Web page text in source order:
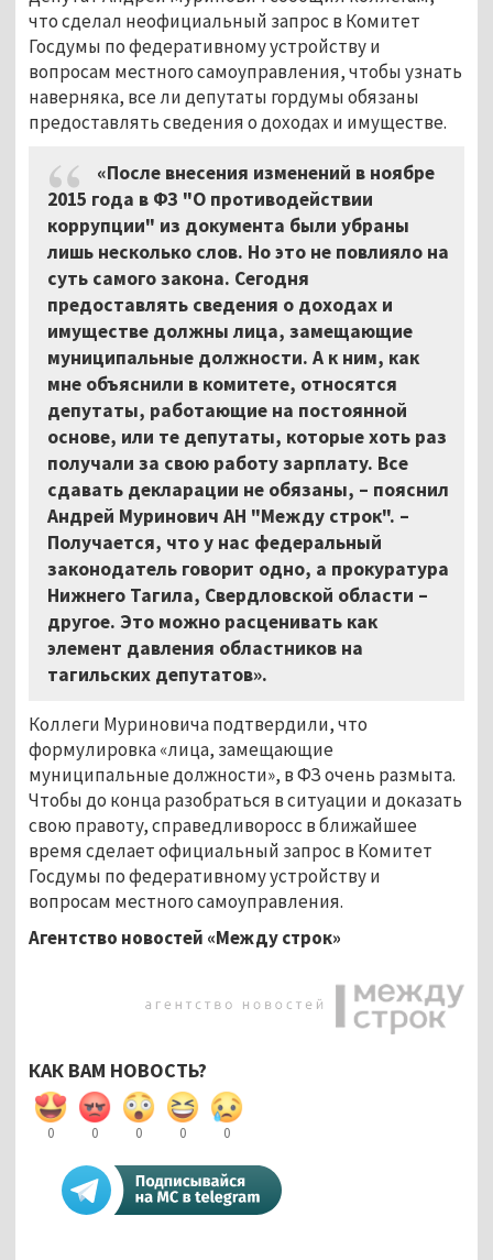
что сделал неофициальный запрос в Комитет
Госдумы по федеративному устройству и
вопросам местного самоуправления, чтобы узнать
наверняка, все ли депутаты гордумы обязаны
предоставлять сведения о доходах и имуществе.
«После внесения изменений в ноябре
2015 года в ФЗ "О противодействии
коррупции" из документа были убраны
лишь несколько слов. Но это не повлияло на
суть самого закона. Сегодня
предоставлять сведения о доходах и
имуществе должны лица, замещающие
муниципальные должности. А к ним, как
мне объяснили в комитете, относятся
депутаты, работающие на постоянной
основе, или те депутаты, которые хоть раз
получали за свою работу зарплату. Все
сдавать декларации не обязаны, – пояснил
Андрей Муринович АН "Между строк". –
Получается, что у нас федеральный
законодатель говорит одно, а прокуратура
Нижнего Тагила, Свердловской области –
другое. Это можно расценивать как
элемент давления областников на
тагильских депутатов».
Коллеги Муриновича подтвердили, что
формулировка «лица, замещающие
муниципальные должности», в ФЗ очень размыта.
Чтобы до конца разобраться в ситуации и доказать
свою правоту, справедливоросс в ближайшее
время сделает официальный запрос в Комитет
Госдумы по федеративному устройству и
вопросам местного самоуправления.
Агентство новостей «Между строк»
КАК ВАМ НОВОСТЬ?
0 0 0 0 0